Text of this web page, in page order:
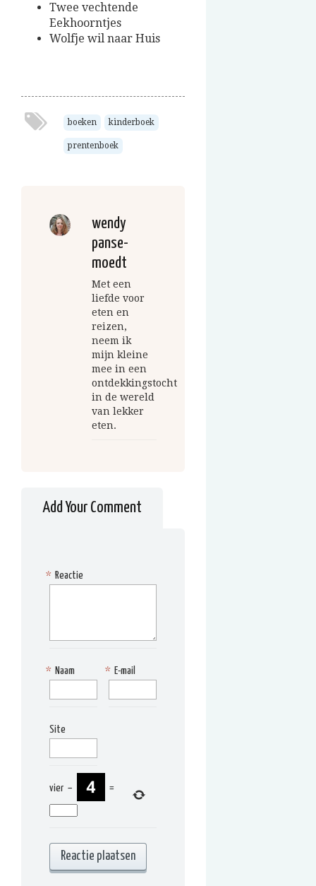
Twee vechtende
Eekhoorntjes
Wolfje wil naar Huis
boeken kinderboek
prentenboek
wendy
panse-
moedt
Met een
liefde voor
eten en
reizen,
neem ik
mijn kleine
mee in een
ontdekkingstocht
in de wereld
van lekker
eten.
Add Your Comment
Reactie
*
Naam
* E-mail
*
Site
vier − =